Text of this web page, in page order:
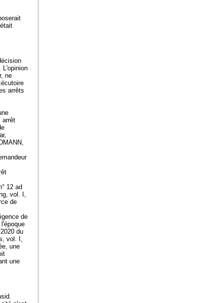
L'opinion
ne
arrêts
arrêt
12 ad
vol. I,
de
de
du
vol. I,
une
une